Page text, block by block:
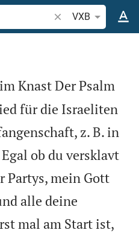
Bibelstelle oder
VXB
Knast Der Psalm
für die Israeliten
z. B. in
ob du versklavt
Partys, mein Gott
alle deine
mal am Start ist,